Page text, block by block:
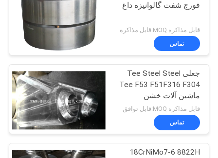
کنترل
کیفیت
تماس
بگیرید
اخبار
فورج شفت گالوانیزه داغ
قابل مذاکره MOQ:قابل مذاکره
تماس
جعلی Tee Steel Steel
Tee F53 F51F316 F304
ماشین آلات خشن
سفارشی شده Open Die
Forge
قابل مذاکره MOQ:قابل توافق
تماس
18CrNiMo7-6 8822H